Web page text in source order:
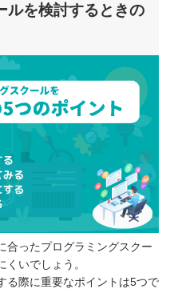
確認する
のしやすさで比較してみ
実度もチェックする
らい費用がかかるのか調
通う4つのメリット
ミングについて学べる
も教えてもらえる
聞きやすい
ルを検討するときの
合ったプログラミングスクー
いでしょう。
る際に重要なポイントは5つで